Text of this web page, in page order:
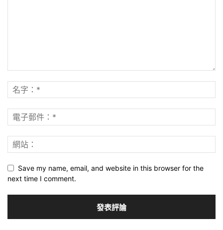
Save my name, email, and website in this browser for the
next time I comment.